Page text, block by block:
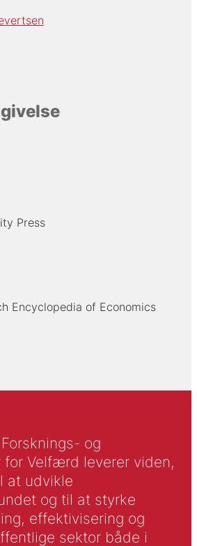
Press
Encyclopedia of Economics
og
for Velfærd leverer viden,
at udvikle
og til at styrke
effektivisering og
sektor både i